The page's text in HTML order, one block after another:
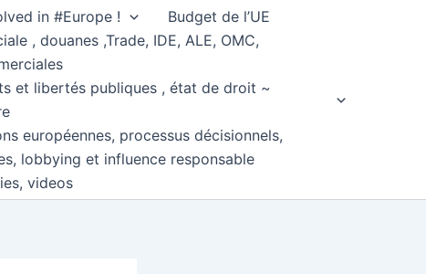
in #Europe !
Budget de l’UE
, douanes ,Trade, IDE, ALE, OMC,
et libertés publiques , état de droit ~
européennes, processus décisionnels,
lobbying et influence responsable
videos